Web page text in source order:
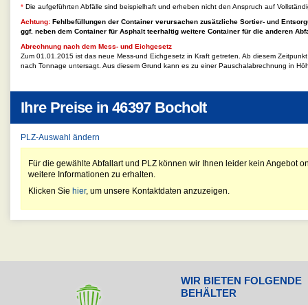
* Die aufgeführten Abfälle sind beispielhaft und erheben nicht den Anspruch auf
Achtung: Fehlbefüllungen der Container verursachen zusätzliche Sortier- und
ggf. neben dem Container für Asphalt teerhaltig weitere Container für die anderen
Abrechnung nach dem Mess- und Eichgesetz
Zum 01.01.2015 ist das neue Mess-und Eichgesetz in Kraft getreten. Ab diesem
nach Tonnage untersagt. Aus diesem Grund kann es zu einer Pauschalabrechnung in
Ihre Preise in46397 Bocholt
PLZ-Auswahl ändern
Für die gewählte Abfallart und PLZ können wir Ihnen leider kein Angebot
weitere Informationen zu erhalten.
Klicken Sie hier, um unsere Kontaktdaten anzuzeigen.
WIR BIETEN FOLGENDE
BEHÄLTER